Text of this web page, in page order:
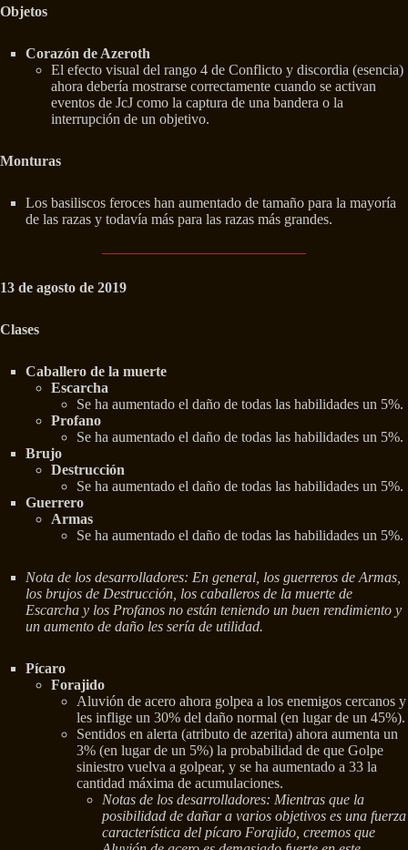
Objetos
Corazón de Azeroth
El efecto visual del rango 4 de Conflicto y discordia (esencia)
ahora debería mostrarse correctamente cuando se activan
eventos de JcJ como la captura de una bandera o la
interrupción de un objetivo.
Monturas
Los basiliscos feroces han aumentado de tamaño para la mayoría
de las razas y todavía más para las razas más grandes.
13 de agosto de 2019
Clases
Caballero de la muerte
Escarcha
Se ha aumentado el daño de todas las habilidades un 5%.
Profano
Se ha aumentado el daño de todas las habilidades un 5%.
Brujo
Destrucción
Se ha aumentado el daño de todas las habilidades un 5%.
Guerrero
Armas
Se ha aumentado el daño de todas las habilidades un 5%.
Nota de los desarrolladores: En general, los guerreros de Armas,
los brujos de Destrucción, los caballeros de la muerte de
Escarcha y los Profanos no están teniendo un buen rendimiento y
un aumento de daño les sería de utilidad.
Pícaro
Forajido
Aluvión de acero ahora golpea a los enemigos cercanos y
les inflige un 30% del daño normal (en lugar de un 45%).
Sentidos en alerta (atributo de azerita) ahora aumenta un
3% (en lugar de un 5%) la probabilidad de que Golpe
siniestro vuelva a golpear, y se ha aumentado a 33 la
cantidad máxima de acumulaciones.
Notas de los desarrolladores: Mientras que la
posibilidad de dañar a varios objetivos es una fuerza
característica del pícaro Forajido, creemos que